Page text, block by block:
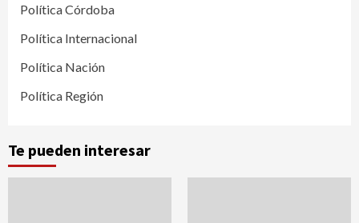
Política Córdoba
Política Internacional
Política Nación
Política Región
Te pueden interesar